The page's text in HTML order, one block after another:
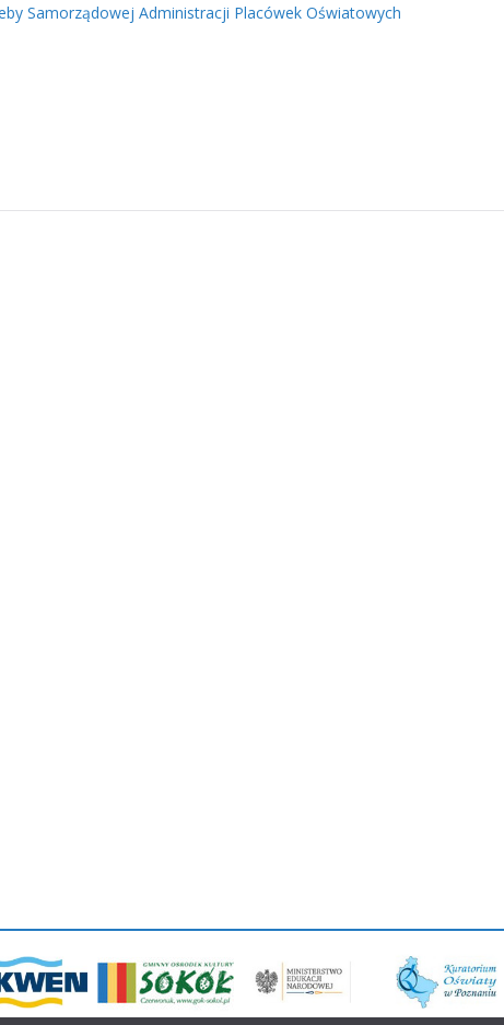
Samorządowej Administracji Placówek Oświatowych